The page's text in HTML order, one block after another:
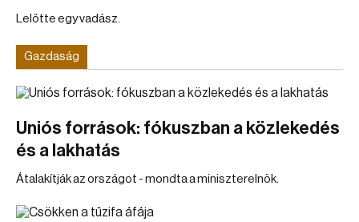
Lelőtte egy vadász.
Gazdaság
Uniós források: fókuszban a közlekedés
és a lakhatás
Átalakítják az országot - mondta a miniszterelnök.